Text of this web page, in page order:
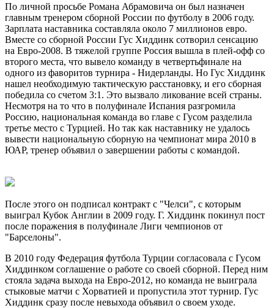
По личной просьбе Романа Абрамовича он был назначен
главным тренером сборной России по футболу в 2006 году.
Зарплата наставника составляла около 7 миллионов евро.
Вместе со сборной России Гус Хиддинк сотворил сенсацию
на Евро-2008. В тяжелой группе Россия вышла в плей-офф со
второго места, что вывело команду в четвертьфинале на
одного из фаворитов турнира - Нидерланды. Но Гус Хиддинк
нашел необходимую тактическую расстановку, и его сборная
победила со счетом 3:1. Это вызвало ликование всей страны.
Несмотря на то что в полуфинале Испания разгромила
Россию, национальная команда во главе с Гусом разделила
третье место с Турцией. Но так как наставнику не удалось
вывести национальную сборную на чемпионат мира 2010 в
ЮАР, тренер объявил о завершении работы с командой.
После этого он подписал контракт с "Челси", с которым
выиграл Кубок Англии в 2009 году. Г. Хиддинк покинул пост
после поражения в полуфинале Лиги чемпионов от
"Барселоны".
В 2010 году Федерация футбола Турции согласовала с Гусом
Хиддинком соглашение о работе со своей сборной. Перед ним
стояла задача выхода на Евро-2012, но команда не выиграла
стыковые матчи с Хорватией и пропустила этот турнир. Гус
Хиддинк сразу после невыхода объявил о своем уходе.